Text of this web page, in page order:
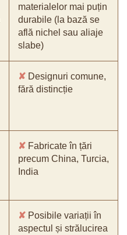
materialelor mai puțin
durabile (la bază se
află nichel sau aliaje
slabe)
✘ Designuri comune,
fără distincție
✘ Fabricate în țări
precum China, Turcia,
India
✘ Posibile variații în
aspectul și strălucirea